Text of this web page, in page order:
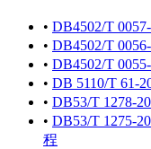
• DB4502/T
• DB4502/T
• DB4502/T
• DB 5110/T 61-
• DB53/T 1278-
• DB53/T 1275-
程